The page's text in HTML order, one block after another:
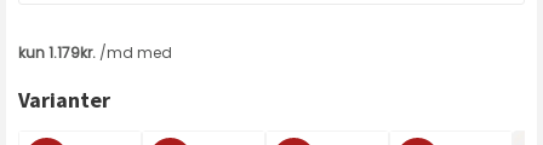
Varianter